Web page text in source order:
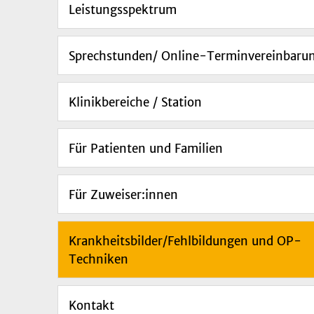
Leistungsspektrum
Sprechstunden/ Online-
Klinikbereiche / Station
Für Patienten und Familien
Für Zuweiser:innen
Krankheitsbilder/Fehlbildungen und OP-
Techniken
Kontakt